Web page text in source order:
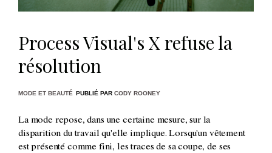
Process Visual's X refuse la
résolution
MODE ET BEAUTÉ PUBLIÉ PAR CODY ROONEY
La mode repose, dans une certaine mesure, sur la
disparition du travail qu'elle implique. Lorsqu'un vêtement
est présenté comme fini, les traces de sa coupe, de ses